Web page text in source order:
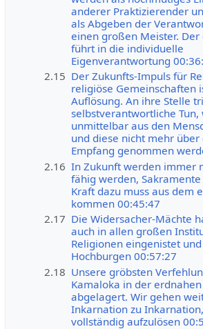
anderer Praktizierender
als Abgeben der
einen großen Meister. Der
führt in die individuelle
Eigenverantwortung
2.15 Der Zukunfts-Impuls für
religiöse Gemeinschaften
Auflösung. An ihre Stelle
selbstverantwortliche Tun,
unmittelbar aus den
und diese nicht mehr über
Empfang genommen
2.16 In Zukunft werden immer
fähig werden,
Kraft dazu muss aus dem
kommen 00:45:47
2.17 Die Widersacher-Mächte
auch in allen großen
Religionen eingenistet
Hochburgen 00:57:27
2.18 Unsere gröbsten
Kamaloka in der erdnahen
abgelagert. Wir gehen
Inkarnation zu
vollständig aufzulösen